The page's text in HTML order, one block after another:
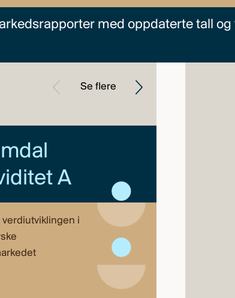
med oppdaterte tall og
A
verdiutviklingen i